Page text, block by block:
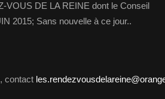
VOUS DE LA REINE dont le Conseil
2015; Sans nouvelle à ce jour..
contact